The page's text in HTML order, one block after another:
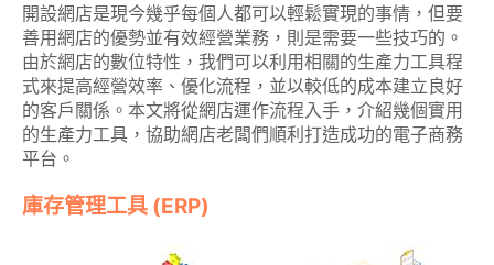
開設網店是現今幾乎每個人都可以輕鬆實現的事情，但要
善用網店的優勢並有效經營業務，則是需要一些技巧的。
由於網店的數位特性，我們可以利用相關的生產力工具程
式來提高經營效率、優化流程，並以較低的成本建立良好
的客戶關係。本文將從網店運作流程入手，介紹幾個實用
的生產力工具，協助網店老闆們順利打造成功的電子商務
平台。
庫存管理工具 (ERP)